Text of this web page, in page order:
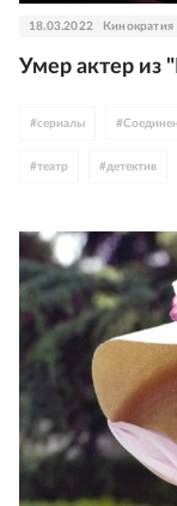
18.03.2022 Кинократия
Умер актер из
#сериалы #
#театр # детектив